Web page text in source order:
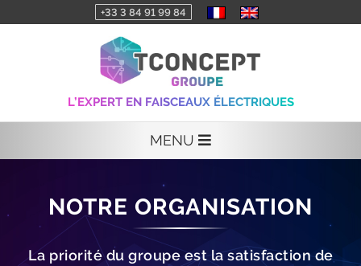
+33 3 84 91 99 84
L’EXPERT EN FAISCEAUX ÉLECTRIQUES
MENU
NOTRE ORGANISATION
La priorité du groupe est la satisfaction de